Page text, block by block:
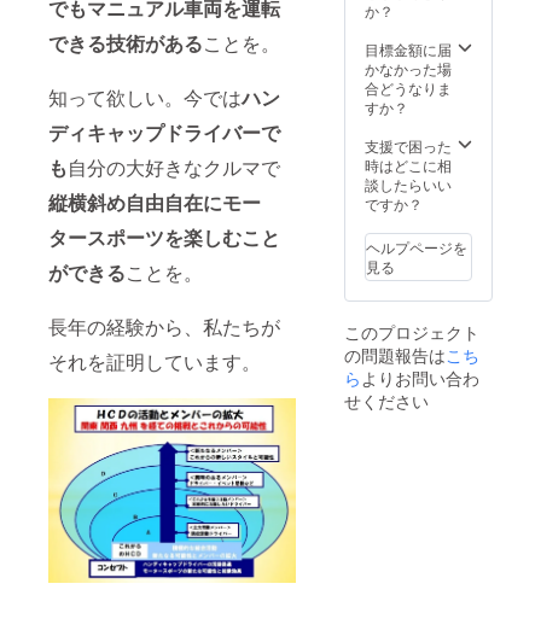
でもマニュアル車両を運転
できる技術があることを。
知って欲しい。今ではハン
ディキャップドライバーで
も自分の大好きなクルマで
縦横斜め自由自在にモー
タースポーツを楽しむこと
ができることを。
長年の経験から、私たちが
それを証明しています。
リング
コット
ン
100%
180
(5.3 oz
per sq
yd)
基本サ
Mサイ
ズ「ご
希望の
品のサ
プルダ
ウン選
択して
くださ
指定の
ない場
合はM
サイズ
ます」
素材 リ
ングス
パン
コット
か？
目標金額に届
かなかった場
合どうなりま
すか？
支援で困った
時はどこに相
談したらいい
ですか？
ヘルプページを
見る
このプロジェクト
の問題報告はこち
ら よりお問い合わ
せください